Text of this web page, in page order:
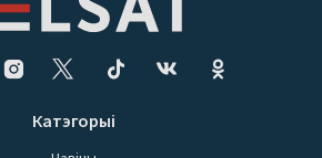
Катэгорыі